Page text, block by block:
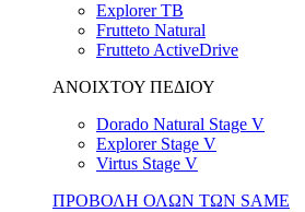
Explorer TB
Frutteto Natural
Frutteto ActiveDrive
ΑΝΟΙΧΤΟΥ ΠΕΔΙΟΥ
Dorado Natural Stage V
Explorer Stage V
Virtus Stage V
ΠΡΟΒΟΛΗ ΟΛΩΝ ΤΩΝ SAME